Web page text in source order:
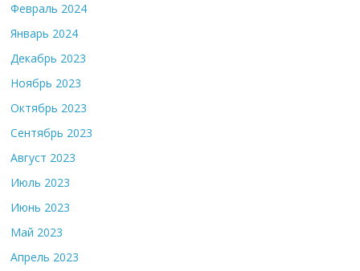
Февраль 2024
Январь 2024
Декабрь 2023
Ноябрь 2023
Октябрь 2023
Сентябрь 2023
Август 2023
Июль 2023
Июнь 2023
Май 2023
Апрель 2023